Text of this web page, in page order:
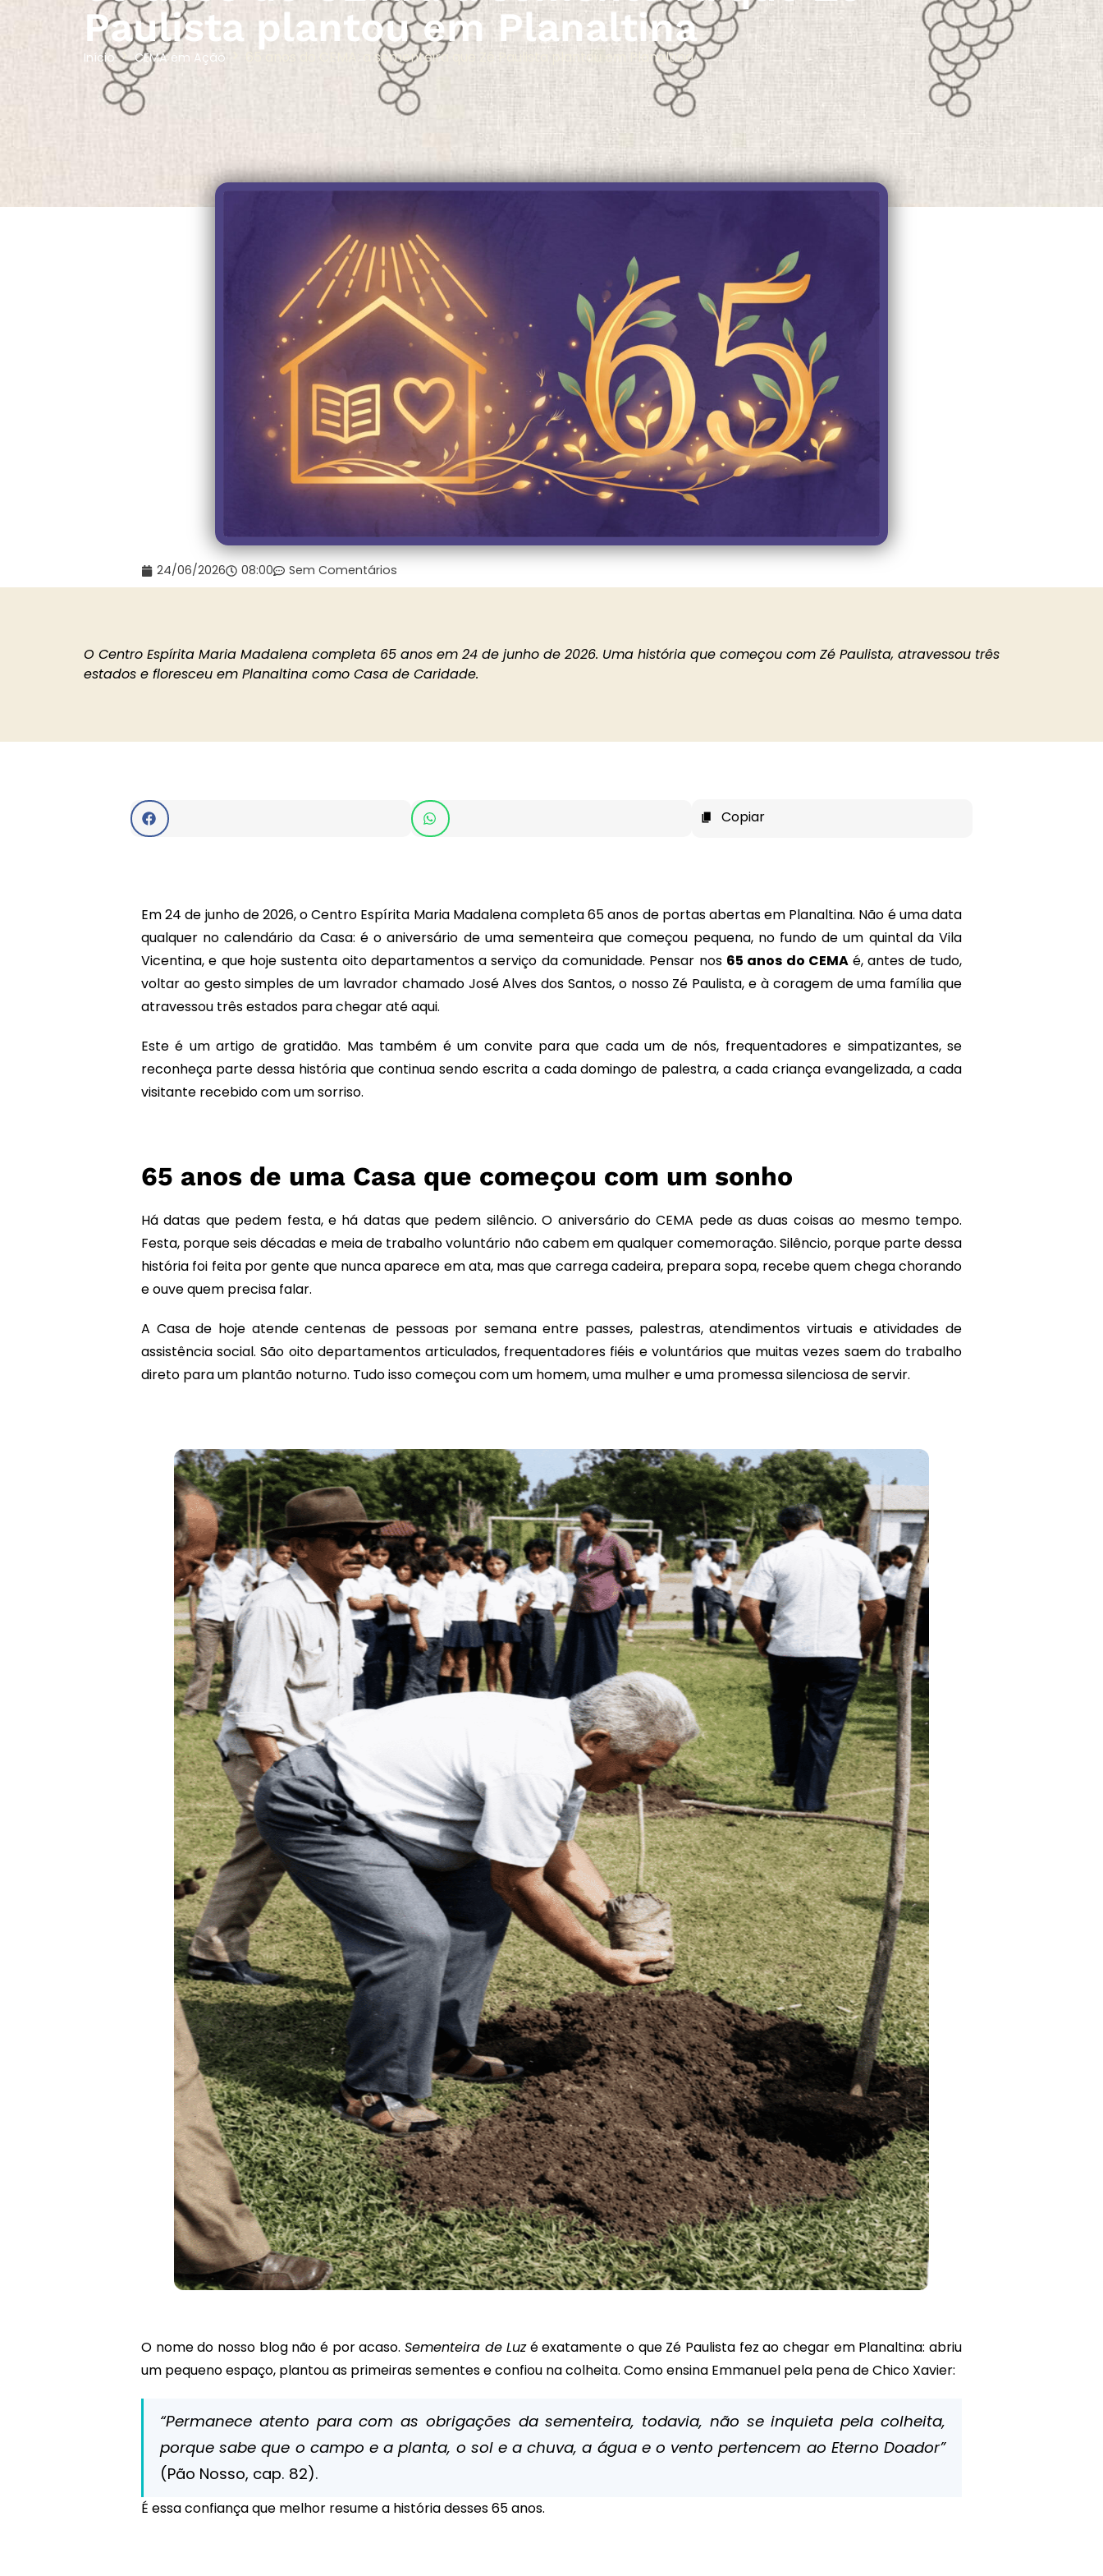
Paulista plantou em Planaltina
Início CEMA em Ação 65 anos do CEMA: a sementeira que Zé Paulista plantou em Planaltina
24/06/2026 08:00 Sem Comentários
O Centro Espírita Maria Madalena completa 65 anos em 24 de junho de 2026. Uma história que começou com Zé Paulista, atravessou três
estados e floresceu em Planaltina como Casa de Caridade.
Copiar
Em 24 de junho de 2026, o Centro Espírita Maria Madalena completa 65 anos de portas abertas em Planaltina. Não é uma data
qualquer no calendário da Casa: é o aniversário de uma sementeira que começou pequena, no fundo de um quintal da Vila
Vicentina, e que hoje sustenta oito departamentos a serviço da comunidade. Pensar nos 65 anos do CEMAé, antes de tudo,
voltar ao gesto simples de um lavrador chamado José Alves dos Santos, o nosso Zé Paulista, e à coragem de uma família que
atravessou três estados para chegar até aqui.
Este é um artigo de gratidão. Mas também é um convite para que cada um de nós, frequentadores e simpatizantes, se
reconheça parte dessa história que continua sendo escrita a cada domingo de palestra, a cada criança evangelizada, a cada
visitante recebido com um sorriso.
65 anos de uma Casa que começou com um sonho
Há datas que pedem festa, e há datas que pedem silêncio. O aniversário do CEMA pede as duas coisas ao mesmo tempo.
Festa, porque seis décadas e meia de trabalho voluntário não cabem em qualquer comemoração. Silêncio, porque parte dessa
história foi feita por gente que nunca aparece em ata, mas que carrega cadeira, prepara sopa, recebe quem chega chorando
e ouve quem precisa falar.
A Casa de hoje atende centenas de pessoas por semana entre passes, palestras, atendimentos virtuais e atividades de
assistência social. São oito departamentos articulados, frequentadores fiéis e voluntários que muitas vezes saem do trabalho
direto para um plantão noturno. Tudo isso começou com um homem, uma mulher e uma promessa silenciosa de servir.
O nome do nosso blog não é por acaso. Sementeira de Luzé exatamente o que Zé Paulista fez ao chegar em Planaltina: abriu
um pequeno espaço, plantou as primeiras sementes e confiou na colheita. Como ensina Emmanuel pela pena de Chico Xavier:
“Permanece atento para com as obrigações da sementeira, todavia, não se inquieta pela colheita,
porque sabe que o campo e a planta, o sol e a chuva, a água e o vento pertencem ao Eterno Doador”
(Pão Nosso, cap. 82).
É essa confiança que melhor resume a história desses 65 anos.